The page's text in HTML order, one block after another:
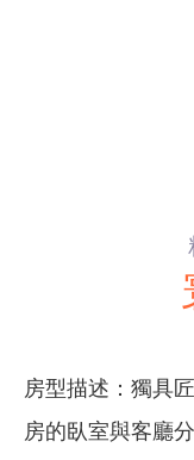
房型描述：獨具
房的臥室與客廳